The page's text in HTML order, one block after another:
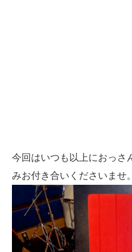
今回はいつも以上におっさ
みお付き合いくださいませ。